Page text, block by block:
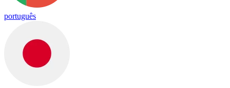
português